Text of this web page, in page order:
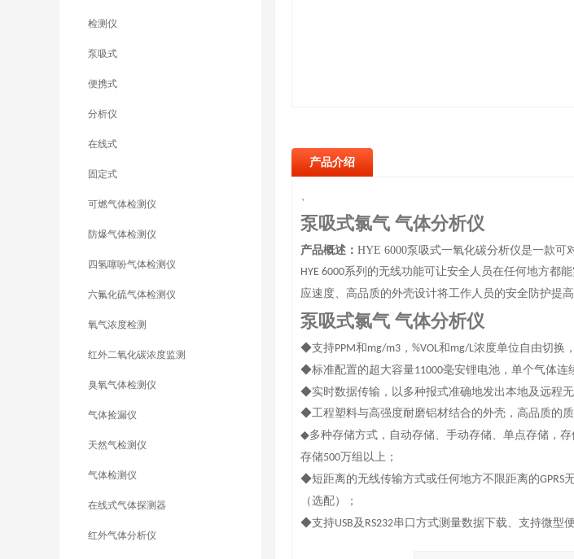
检测仪
泵吸式
便携式
分析仪
在线式
固定式
可燃气体检测仪
防爆气体检测仪
四氢噻吩气体检测仪
六氟化硫气体检测仪
氧气浓度检测
红外二氧化碳浓度监测
臭氧气体检测仪
气体捡漏仪
天然气检测仪
气体检测仪
在线式气体探测器
红外气体分析仪
产品介绍
、
泵吸式氯气 气体分析仪
产品概述： HYE 6000泵吸式一氧化碳分析仪是一款可
HYE 6000系列的无线功能可让安全人员在任何地方都
应速度、高品质的外壳设计将工作人员的安全防护提高
泵吸式氯气 气体分析仪
◆支持PPM和 mg/m3 ， %VOL和 mg/L浓度单位自由切换
◆标准配置的超大容量11000毫安锂电池，单个气体连
◆实时数据传输，以多种报式准确地发出本地及远程
◆工程塑料与高强度耐磨铝材结合的外壳，高品质的
◆多种存储方式，自动存储、手动存储、单点存储，
存储500万组以上；
◆短距离的无线传输方式或任何地方不限距离的GPRS
（选配）；
◆支持USB及 RS232串口方式测量数据下载、支持微型